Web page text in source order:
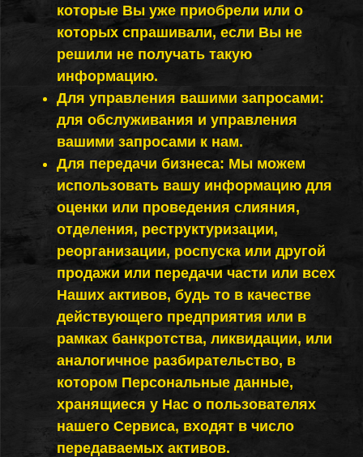
которые Вы уже приобрели или о
которых спрашивали, если Вы не
решили не получать такую
информацию.
Для управления вашими запросами:
для обслуживания и управления
вашими запросами к нам.
Для передачи бизнеса: Мы можем
использовать вашу информацию для
оценки или проведения слияния,
отделения, реструктуризации,
реорганизации, роспуска или другой
продажи или передачи части или всех
Наших активов, будь то в качестве
действующего предприятия или в
рамках банкротства, ликвидации, или
аналогичное разбирательство, в
котором Персональные данные,
хранящиеся у Нас о пользователях
нашего Сервиса, входят в число
передаваемых активов.